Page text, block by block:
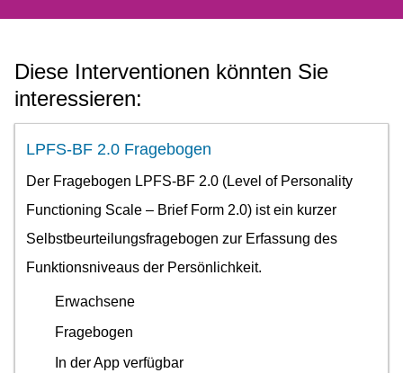
Diese Interventionen könnten Sie
interessieren:
LPFS-BF 2.0 Fragebogen
Der Fragebogen LPFS-BF 2.0 (Level of Personality
Functioning Scale – Brief Form 2.0) ist ein kurzer
Selbstbeurteilungsfragebogen zur Erfassung des
Funktionsniveaus der Persönlichkeit.
Erwachsene
Fragebogen
In der App verfügbar